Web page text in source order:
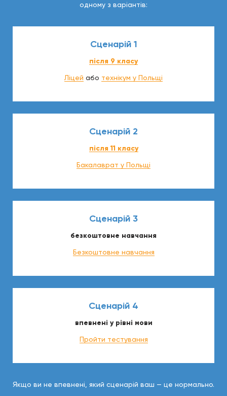
одному з варіантів:
Сценарій 1
після 9 класу
Ліцей або технікум у Польщі
Сценарій 2
після 11 класу
Бакалаврат у Польщі
Сценарій 3
безкоштовне навчання
Безкоштовне навчання
Сценарій 4
впевнені у рівні мови
Пройти тестування
Якщо ви не впевнені, який сценарій ваш — це нормально.